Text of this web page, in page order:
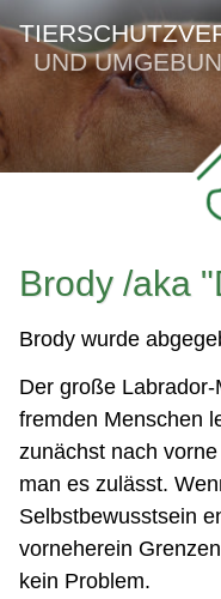
UND
Brody /aka
Brody wurde
Der große
fremden Menschen
zunächst nach
man es zulässt.
Selbstbewusstsein
vorneherein
kein Problem.